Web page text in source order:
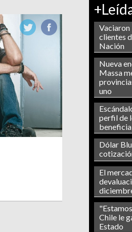
Vaciaron
clientes
Nación
Nueva
Massa
uno
perfil de
Dólar
El
Chile le
Estado